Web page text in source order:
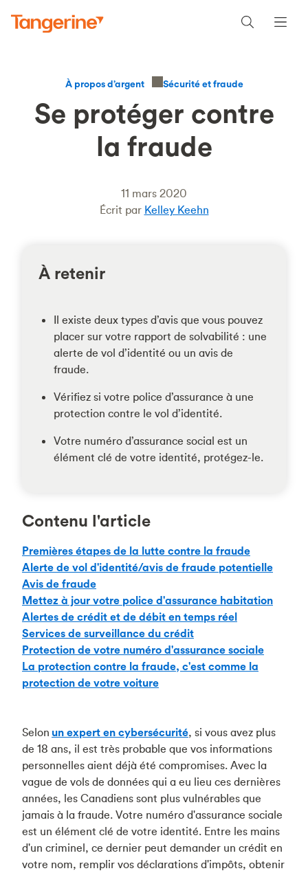
À propos d’argent Sécurité et fraude
Se protéger contre
la fraude
11 mars 2020
Écrit par Kelley Keehn
À retenir
Il existe deux types d’avis que vous pouvez
placer sur votre rapport de solvabilité : une
alerte de vol d’identité ou un avis de
fraude.
Vérifiez si votre police d’assurance à une
protection contre le vol d’identité.
Votre numéro d’assurance social est un
élément clé de votre identité, protégez-le.
Contenu l'article
Premières étapes de la lutte contre la fraude
Alerte de vol d'identité/avis de fraude potentielle
Avis de fraude
Mettez à jour votre police d'assurance habitation
Alertes de crédit et de débit en temps réel
Services de surveillance du crédit
Protection de votre numéro d'assurance sociale
La protection contre la fraude, c'est comme la
protection de votre voiture
Selon un expert en cybersécurité, si vous avez plus
de 18 ans, il est très probable que vos informations
personnelles aient déjà été compromises. Avec la
vague de vols de données qui a eu lieu ces dernières
années, les Canadiens sont plus vulnérables que
jamais à la fraude. Votre numéro d'assurance sociale
est un élément clé de votre identité. Entre les mains
d'un criminel, ce dernier peut demander un crédit en
votre nom, remplir vos déclarations d'impôts, obtenir